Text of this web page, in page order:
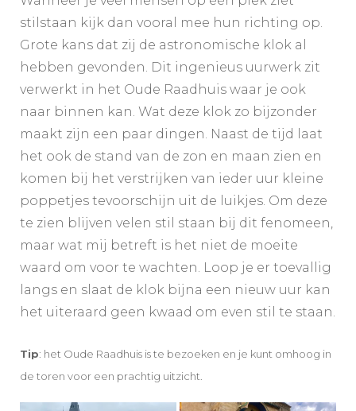
stilstaan kijk dan vooral mee hun richting op.
Grote kans dat zij de astronomische klok al
hebben gevonden. Dit ingenieus uurwerk zit
verwerkt in het Oude Raadhuis waar je ook
naar binnen kan. Wat deze klok zo bijzonder
maakt zijn een paar dingen. Naast de tijd laat
het ook de stand van de zon en maan zien en
komen bij het verstrijken van ieder uur kleine
poppetjes tevoorschijn uit de luikjes. Om deze
te zien blijven velen stil staan bij dit fenomeen,
maar wat mij betreft is het niet de moeite
waard om voor te wachten. Loop je er toevallig
langs en slaat de klok bijna een nieuw uur kan
het uiteraard geen kwaad om even stil te staan.
Tip: het Oude Raadhuis is te bezoeken en je kunt omhoog in
de toren voor een prachtig uitzicht.